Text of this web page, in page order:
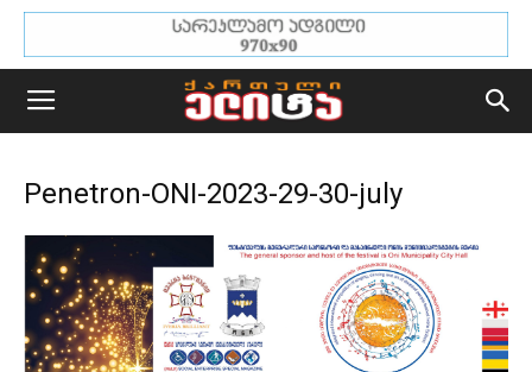
Penetron-ONI-2023-29-30-july